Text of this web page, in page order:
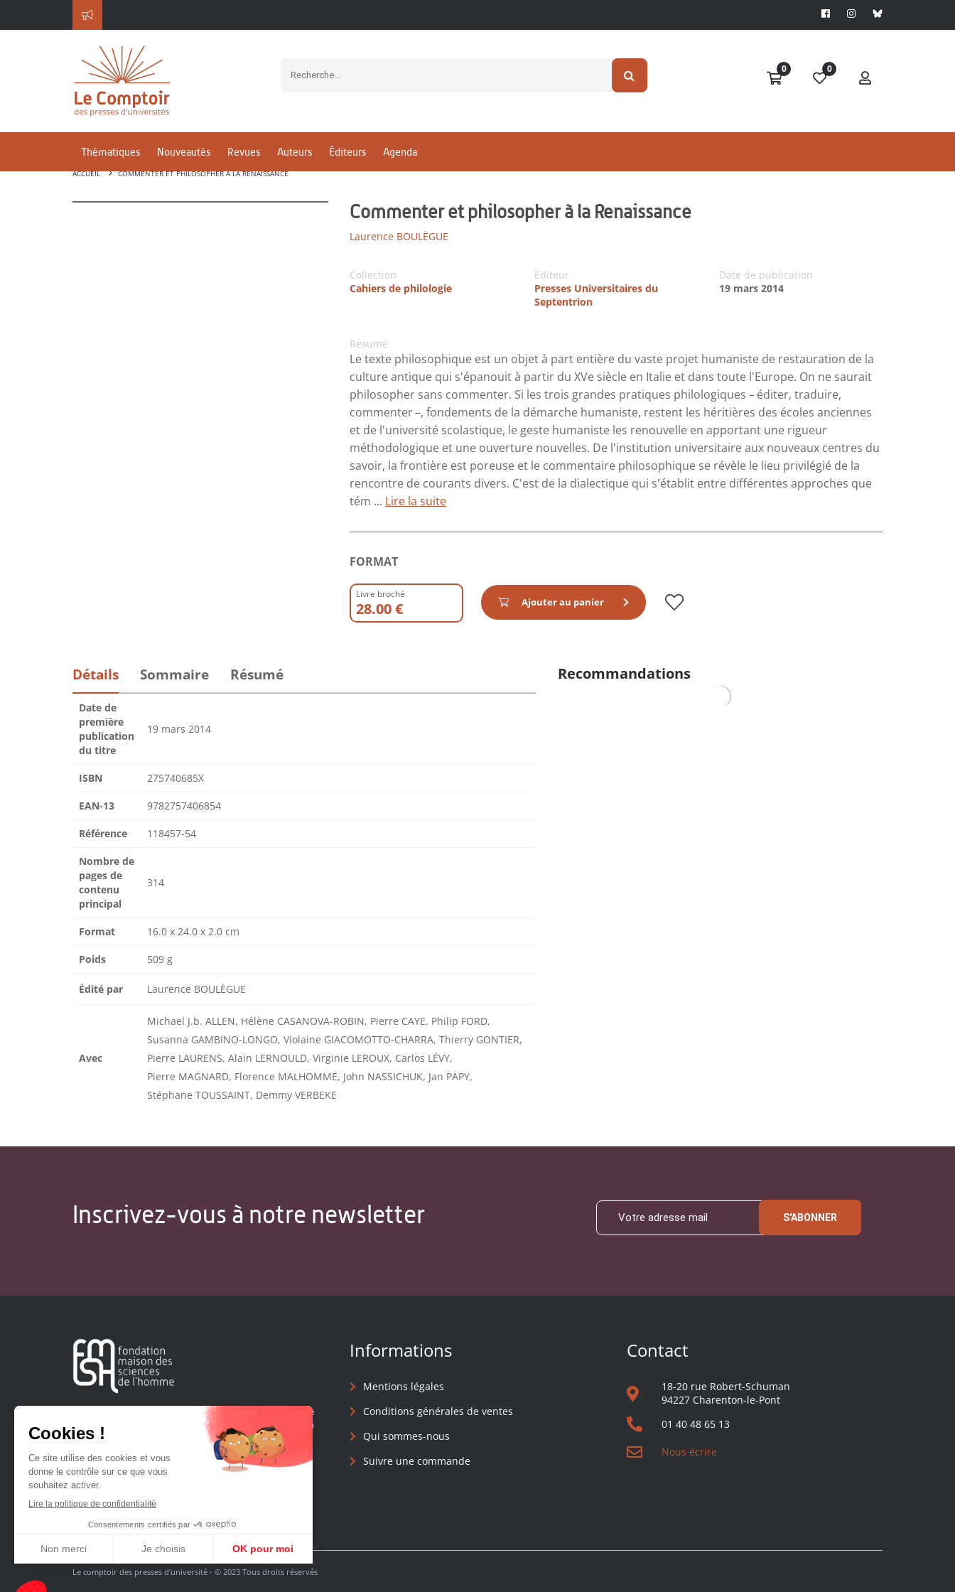
0 0
Thématiques Nouveautés Revues Auteurs Éditeurs Agenda
ACCUEIL COMMENTER ET PHILOSOPHER À LA RENAISSANCE
Commenter et philosopher à la Renaissance
Laurence BOULÈGUE
Collection
Cahiers de philologie
Editeur
Presses Universitaires du
Septentrion
Date de publication
19 mars 2014
Résumé
Le texte philosophique est un objet à part entière du vaste projet humaniste de restauration de la
culture antique qui s'épanouit à partir du XVe siècle en Italie et dans toute l'Europe. On ne saurait
philosopher sans commenter. Si les trois grandes pratiques philologiques – éditer, traduire,
commenter –, fondements de la démarche humaniste, restent les héritières des écoles anciennes
et de l'université scolastique, le geste humaniste les renouvelle en apportant une rigueur
méthodologique et une ouverture nouvelles. De l'institution universitaire aux nouveaux centres du
savoir, la frontière est poreuse et le commentaire philosophique se révèle le lieu privilégié de la
rencontre de courants divers. C'est de la dialectique qui s'établit entre différentes approches que
tém ... Lire la suite
FORMAT
Livre broché
28.00 € Ajouter au panier
Détails Sommaire Résumé
Date de
première
publication
du titre
19 mars 2014
ISBN 275740685X
EAN-13 9782757406854
Référence 118457-54
Nombre de
pages de
contenu
principal
314
Format 16.0 x 24.0 x 2.0 cm
Poids 509 g
Édité par Laurence BOULÈGUE
Avec
Michael J.b. ALLEN, Hélène CASANOVA-ROBIN, Pierre CAYE, Philip FORD,
Susanna GAMBINO-LONGO, Violaine GIACOMOTTO-CHARRA, Thierry GONTIER,
Pierre LAURENS, Alain LERNOULD, Virginie LEROUX, Carlos LÉVY,
Pierre MAGNARD, Florence MALHOMME, John NASSICHUK, Jan PAPY,
Stéphane TOUSSAINT, Demmy VERBEKE
Recommandations
Inscrivez-vous à notre newsletter S'ABONNER
Créée en 1963, la Fondation Maison Sciences de l'Homme
soutient la recherche et la diffusion des connaissances en
sciences humaines et sociales.
Informations
Mentions légales
Conditions générales de ventes
Qui sommes-nous
Suivre une commande
Contact
18-20 rue Robert-Schuman
94227 Charenton-le-Pont
01 40 48 65 13
Nous écrire
Le comptoir des presses d'université - © 2023 Tous droits réservés